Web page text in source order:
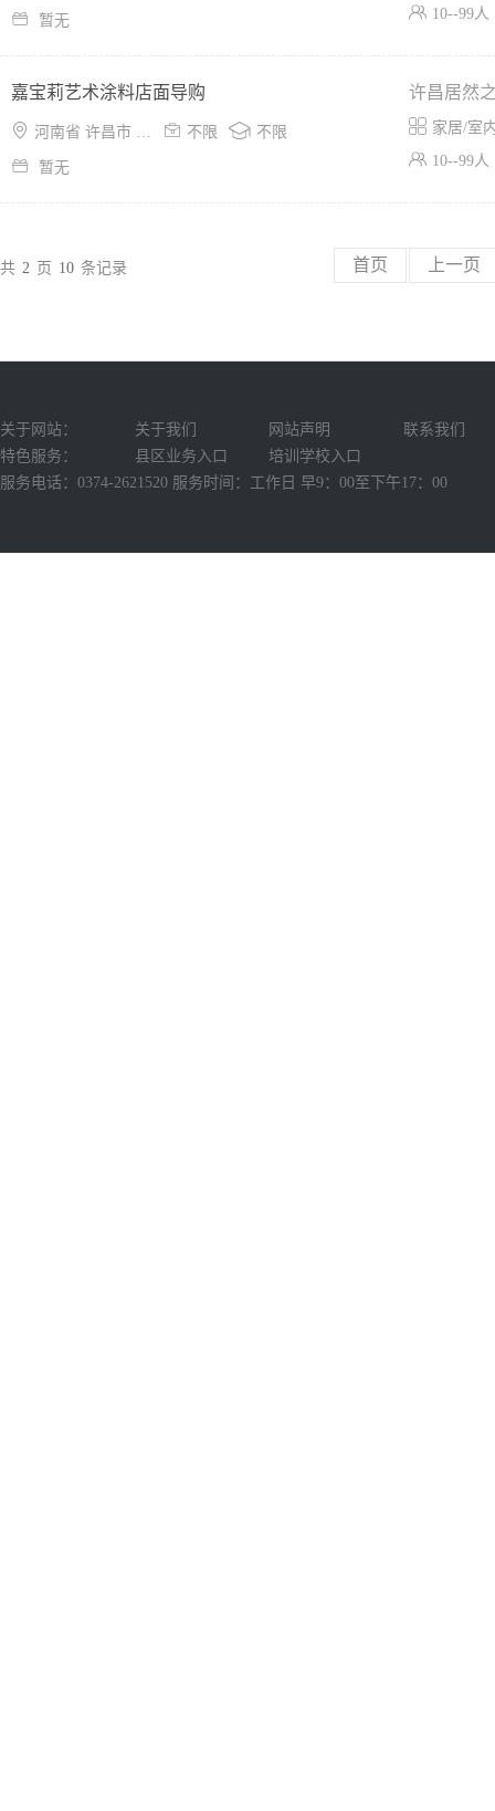
 暂无  10--99人
嘉宝莉艺术涂料店面导购
 河南省 许昌市 魏都区  不限  不限
 暂无
许昌居然
 家居/室
 10--99人
共 2 页 10 条记录 首页 上一页
关于网站： 关于我们 网站声明
联系我们
特色服务：
县区业务入口
培训学校入口
服务电话：0374-2621520 服务时间：工作日 早9：00至下午17：00